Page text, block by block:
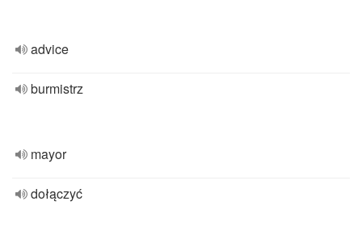
advice
burmistrz
mayor
dołączyć